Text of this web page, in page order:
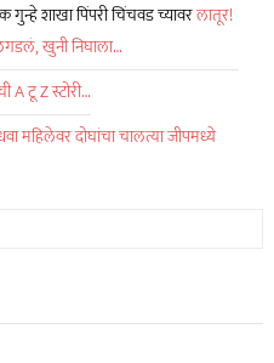
गुन्हे शाखा पिंपरी चिंचवडच्यावरलातूर!
खुनी निघाला…
A टू Z स्टोरी…
महिलेवर दोघांचा चालत्या जीपमध्ये